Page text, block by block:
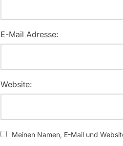
E-Mail Adresse:
Website:
Meinen Namen, E-Mail und